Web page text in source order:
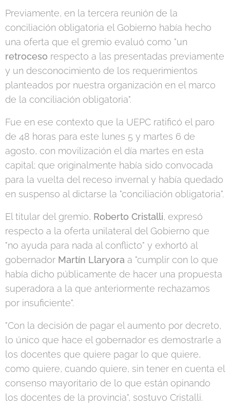
Previamente, en la tercera reunión de la
conciliación obligatoria el Gobierno había hecho
una oferta que el gremio evaluó como "un
retroceso respecto a las presentadas previamente
y un desconocimiento de los requerimientos
planteados por nuestra organización en el marco
de la conciliación obligatoria".
Fue en ese contexto que la UEPC ratificó el paro
de 48 horas para este lunes 5 y martes 6 de
agosto, con movilización el día martes en esta
capital; que originalmente había sido convocada
para la vuelta del receso invernal y había quedado
en suspenso al dictarse la "conciliación obligatoria".
El titular del gremio, Roberto Cristalli, expresó
respecto a la oferta unilateral del Gobierno que
"no ayuda para nada al conflicto" y exhortó al
gobernador Martín Llaryora a "cumplir con lo que
había dicho públicamente de hacer una propuesta
superadora a la que anteriormente rechazamos
por insuficiente".
"Con la decisión de pagar el aumento por decreto,
lo único que hace el gobernador es demostrarle a
los docentes que quiere pagar lo que quiere,
como quiere, cuando quiere, sin tener en cuenta el
consenso mayoritario de lo que están opinando
los docentes de la provincia", sostuvo Cristalli.